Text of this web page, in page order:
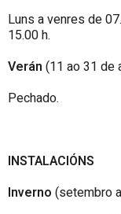
Luns a venres de
15.00 h.
Verán (11 ao 31 de
Pechado.
INSTALACIÓNS
Inverno (setembro